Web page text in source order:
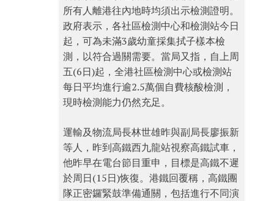
所有人離港往內地時均須出示檢測證明。
政府表示，各社區檢測中心和檢測站今日
起，可為未滿3歲幼童採集拭子樣本檢
測，以符合過關需要。當局又指，自上周
五(6日)起，全港社區檢測中心或檢測站
每日平均進行逾2.5萬個自費核酸檢測，
現時檢測能力仍然充足。
運輸及物流局長林世雄昨與副局長廖振新
等人，昨到高鐵西九龍站視察高鐵試車，
他昨早在電台節目重申，目標是高鐵不遲
於周日(15日)恢復。港鐵回覆稱，高鐵團
隊正密鑼緊鼓準備通關，包括進行不同演